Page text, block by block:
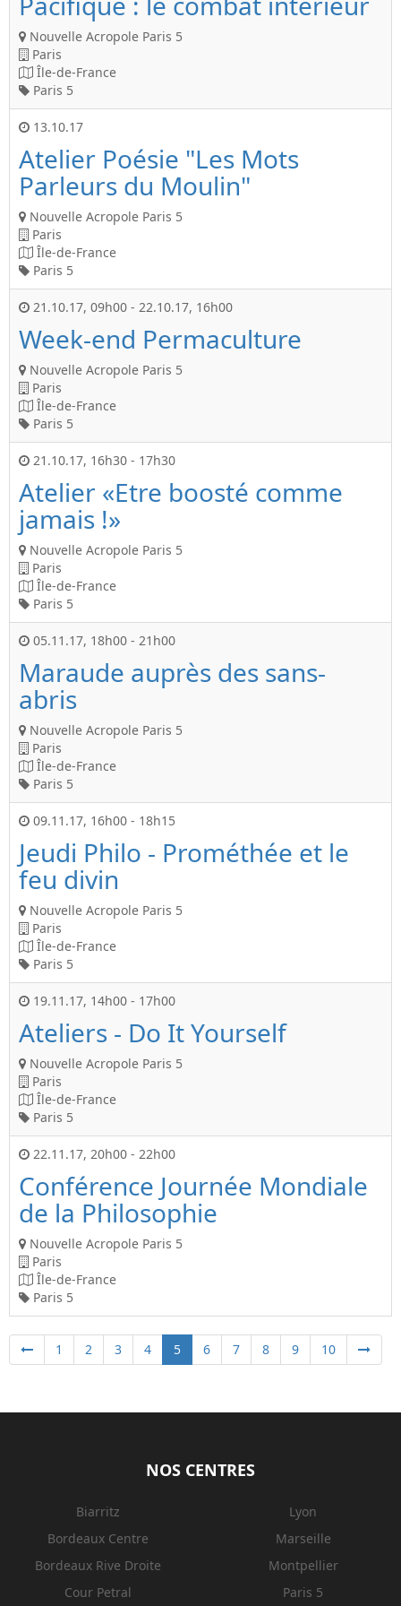
Nouvelle Acropole Paris 5
Paris
Île-de-France
Paris 5
13.10.17
Atelier Poésie "Les Mots
Parleurs du Moulin"
Nouvelle Acropole Paris 5
Paris
Île-de-France
Paris 5
21.10.17, 09h00 - 22.10.17, 16h00
Week-end Permaculture
Nouvelle Acropole Paris 5
Paris
Île-de-France
Paris 5
21.10.17, 16h30 - 17h30
Atelier «Etre boosté comme
jamais !»
Nouvelle Acropole Paris 5
Paris
Île-de-France
Paris 5
05.11.17, 18h00 - 21h00
Maraude auprès des sans-
abris
Nouvelle Acropole Paris 5
Paris
Île-de-France
Paris 5
09.11.17, 16h00 - 18h15
Jeudi Philo - Prométhée et le
feu divin
Nouvelle Acropole Paris 5
Paris
Île-de-France
Paris 5
19.11.17, 14h00 - 17h00
Ateliers - Do It Yourself
Nouvelle Acropole Paris 5
Paris
Île-de-France
Paris 5
22.11.17, 20h00 - 22h00
Conférence Journée Mondiale
de la Philosophie
Nouvelle Acropole Paris 5
Paris
Île-de-France
Paris 5
1 2 3 4 5 6 7 8 9 10
NOS CENTRES
Biarritz
Bordeaux Centre
Bordeaux Rive Droite
Cour Petral
Lyon
Marseille
Montpellier
Paris 5